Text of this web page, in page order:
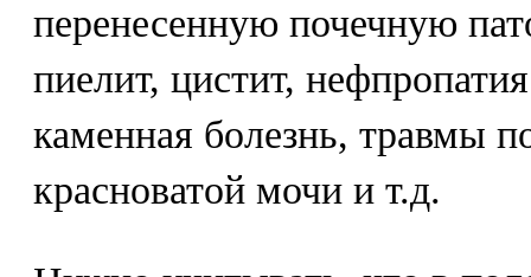
перенесенную почечную
пиелит, цистит,
каменная болезнь, травмы
красноватой мочи и т.д.